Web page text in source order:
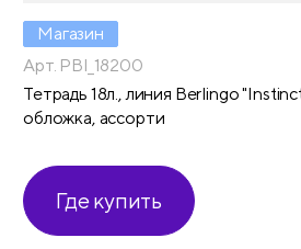
Магазин
Арт. PBl_18200
Тетрадь 18л., линия Berlingo
обложка, ассорти
Где купить